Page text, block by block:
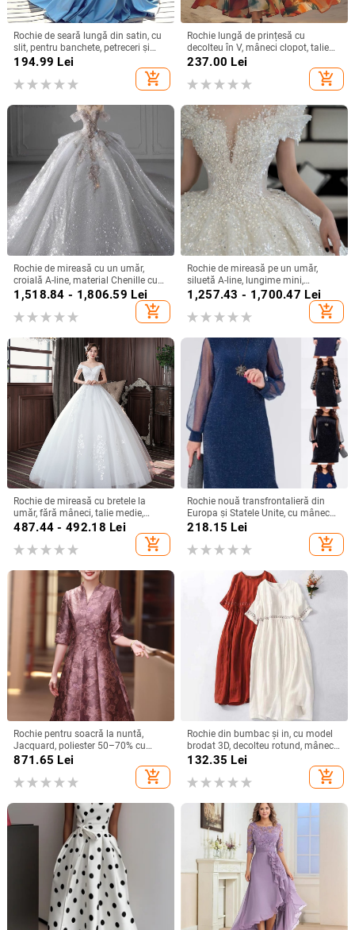
Rochie de seară lungă din satin, cu
slit, pentru banchete, petreceri și
evenimente formale
194.99 Lei
add_shopping_cart
Rochie lungă de prințesă cu
decolteu în V, mâneci clopot, talie
înaltă, imprimeu geometric,
237.00 Lei
add_shopping_cart
Rochie de mireasă cu un umăr,
croială A-line, material Chenille cu
Spandex, talie înaltă
1,518.84 - 1,806.59 Lei
add_shopping_cart
Rochie de mireasă pe un umăr,
siluetă A-line, lungime mini,
țesătură chenille cu spandex,
primăvara 2024
1,257.43 - 1,700.47 Lei
add_shopping_cart
Rochie de mireasă cu bretele la
umăr, fără mâneci, talie medie,
fustă tutu, mătase Mulberry și
487.44 - 492.18 Lei
add_shopping_cart
Rochie nouă transfrontalieră din
Europa și Statele Unite, cu mânecă
lungă, plasă, cusături argintii, cu
guler rotund, industrie grea, fustă
elegantă de calitate la modă
218.15 Lei
add_shopping_cart
Rochie pentru soacră la nuntă,
Jacquard, poliester 50–70% cu
spandex <30%, lungime midi,
primăvara 2025, stil socialite
871.65 Lei
add_shopping_cart
Rochie din bumbac și in, cu model
brodat 3D, decolteu rotund, mâneci
scurte, talie lejeră, croială în linie A,
132.35 Lei
add_shopping_cart